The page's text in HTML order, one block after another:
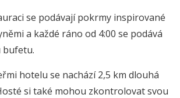
se podávají pokrmy inspirované
a každé ráno od 4:00 se podává
bufetu.
hotelu se nachází 2,5 km dlouhá
si také mohou zkontrolovat svou